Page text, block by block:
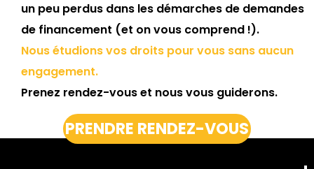
un peu perdus dans les démarches de demandes
de financement (et on vous comprend !).
Nous étudions vos droits pour vous sans aucun
engagement.
Prenez rendez-vous et nous vous guiderons.
PRENDRE RENDEZ-VOUS